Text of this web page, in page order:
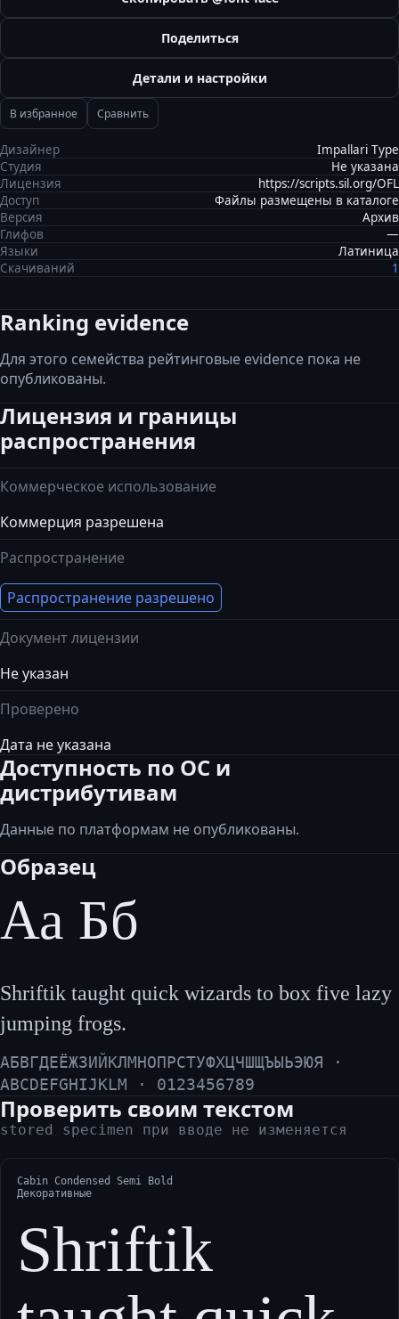
Поделиться
Детали и настройки
В избранное Сравнить
Дизайнер
Impallari Type
Студия
Не указана
Лицензия
https://scripts.sil.org/OFL
Доступ
Файлы размещены в каталоге
Версия
Архив
Глифов
—
Языки
Латиница
Скачиваний
1
Ranking evidence
Для этого семейства рейтинговые evidence пока не
опубликованы.
Лицензия и границы
распространения
Коммерческое использование
Коммерция разрешена
Распространение
Распространение разрешено
Документ лицензии
Не указан
Проверено
Дата не указана
Доступность по ОС и
дистрибутивам
Данные по платформам не опубликованы.
Образец
Аа Бб
Shriftik taught quick wizards to box five lazy
jumping frogs.
АБВГДЕЁЖЗИЙКЛМНОПРСТУФХЦЧШЩЪЫЬЭЮЯ ·
ABCDEFGHIJKLM · 0123456789
Проверить своим текстом
stored specimen при вводе не изменяется
Cabin Condensed Semi Bold
Декоративные
Shriftik